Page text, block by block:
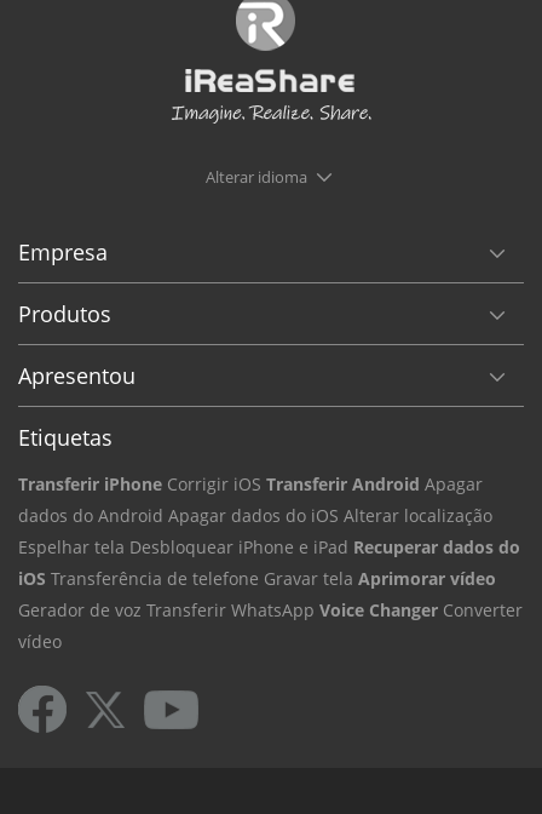
Alterar idioma
Empresa
Produtos
Apresentou
Etiquetas
Transferir iPhone Corrigir iOS Transferir Android Apagar
dados do Android Apagar dados do iOS Alterar localização
Espelhar tela Desbloquear iPhone e iPad Recuperar dados do
iOS Transferência de telefone Gravar tela Aprimorar vídeo
Gerador de voz Transferir WhatsApp Voice Changer Converter
vídeo